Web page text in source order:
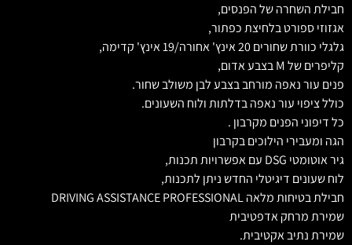
חבילת השחרה של הפנסים,
אגזוזי ספורט בלחיצת כפתור,
גלגלי כוורת שחורים 20 אינץ' אחורה/19 אינץ' קדימה,
קליפרים של M בצבע אדום,
פנים עור נאפה מורחב בצבע לבן משולב שחור.
כולל ציפוי עור נאפה בדלתות ולוח השעונים.
כל דיפוני הפנים מקרבון .
הגה ומעבירי הילוכים בקרבון
גיר אוטומטי DSG עם אפשרויות תכנות,
לוח שעונים דיגיטלי החדש ניתן לתכנות,
חבילת בטיחות מלאה DRIVING ASSISTANCE PROFESSIONAL
שמירת מרחק אדפטיבית
שמירת נתיב אקטיבית.